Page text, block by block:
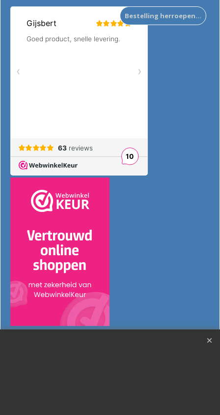
Bestelling herroepen…